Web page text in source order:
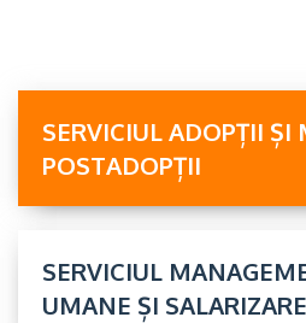
SERVICIUL ADOPȚII
POSTADOPȚII
SERVICIUL
UMANE ȘI SALARIZARE